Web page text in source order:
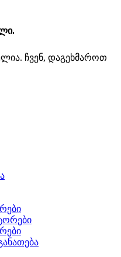
ჩვენ, დაგეხმაროთ